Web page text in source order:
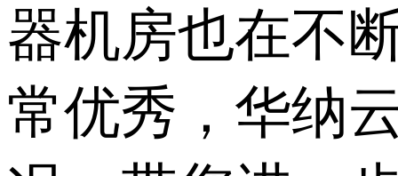
器机房也在不
常优秀，华纳